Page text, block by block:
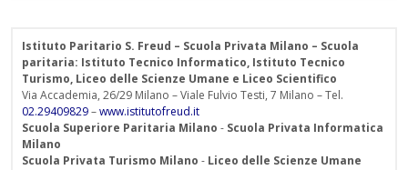
Istituto Paritario S. Freud – Scuola Privata Milano – Scuola
paritaria: Istituto Tecnico Informatico, Istituto Tecnico
Turismo, Liceo delle Scienze Umane e Liceo Scientifico
Via Accademia, 26/29 Milano – Viale Fulvio Testi, 7 Milano – Tel.
02.29409829–www.istitutofreud.it
Scuola Superiore Paritaria Milano - Scuola Privata Informatica
Milano
Scuola Privata Turismo Milano - Liceo delle Scienze Umane